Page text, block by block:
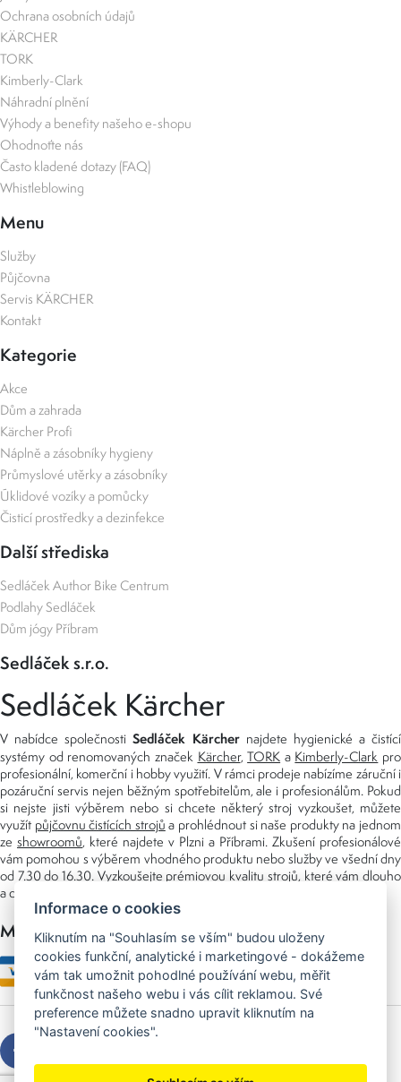
Ochrana osobních údajů
KÄRCHER
TORK
Kimberly-Clark
Náhradní plnění
Výhody a benefity našeho e-shopu
Ohodnoťte nás
Často kladené dotazy (FAQ)
Whistleblowing
Menu
Služby
Půjčovna
Servis KÄRCHER
Kontakt
Kategorie
Akce
Dům a zahrada
Kärcher Profi
Náplně a zásobníky hygieny
Průmyslové utěrky a zásobníky
Úklidové vozíky a pomůcky
Čisticí prostředky a dezinfekce
Další střediska
Sedláček Author Bike Centrum
Podlahy Sedláček
Dům jógy Příbram
Sedláček s.r.o.
Sedláček Kärcher
V nabídce společnostiSedláček Kärchernajdete hygienické a čistící
systémy od renomovaných značek Kärcher,TORK a Kimberly-Clark pro
profesionální, komerční i hobby využití. V rámci prodeje nabízíme záruční i
pozáruční servis nejen běžným spotřebitelům, ale i profesionálům. Pokud
si nejste jisti výběrem nebo si chcete některý stroj vyzkoušet, můžete
využít půjčovnu čistících strojů a prohlédnout si naše produkty na jednom
ze showroomů, které najdete v Plzni a Příbrami. Zkušení profesionálové
vám pomohou s výběrem vhodného produktu nebo služby ve všední dny
od 7.30 do 16.30. Vyzkoušejte prémiovou kvalitu strojů, které vám dlouho
a dobře poslouží nejen doma, ale i v zaměstnání.
Možnosti platby
Informace o cookies
Kliknutím na "Souhlasím se vším" budou uloženy
cookies funkční, analytické i marketingové - dokážeme
vám tak umožnit pohodlné používání webu, měřit
funkčnost našeho webu i vás cílit reklamou. Své
preference můžete snadno upravit kliknutím na
"Nastavení cookies".